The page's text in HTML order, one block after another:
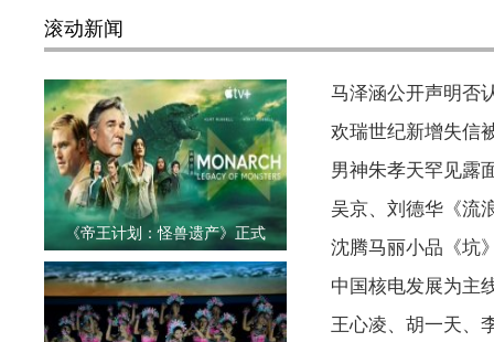
滚动新闻
《帝王计划：怪兽遗产》正式
马泽涵公开声明否
欢瑞世纪新增失信
男神朱孝天罕见露
吴京、刘德华《流
沈腾马丽小品《坑
中国核电发展为主
王心凌、胡一天、